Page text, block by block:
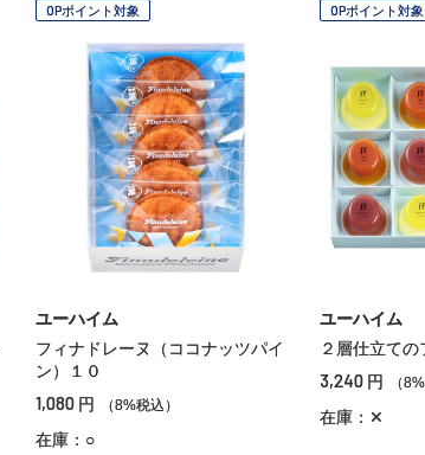
OPポイント対象
ユーハイム
フィナドレーヌ（ココナッツパイ
ン）１０
1,080 円 （8%税込）
在庫：○
OPポイント対象
ユーハイム
２層仕立ての
3,240 円 （
在庫：✕